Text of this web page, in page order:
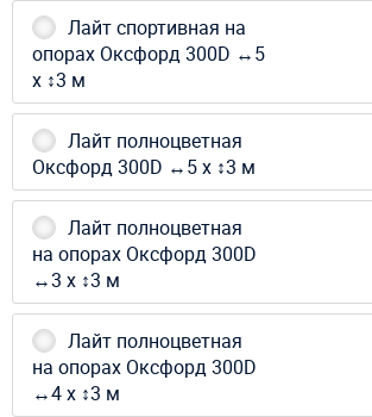
Лайт спортивная на
опорах Оксфорд 300D ↔5
х ↕3 м
Лайт полноцветная
Оксфорд 300D ↔5 х ↕3 м
Лайт полноцветная
на опорах Оксфорд 300D
↔3 х ↕3 м
Лайт полноцветная
на опорах Оксфорд 300D
↔4 х ↕3 м